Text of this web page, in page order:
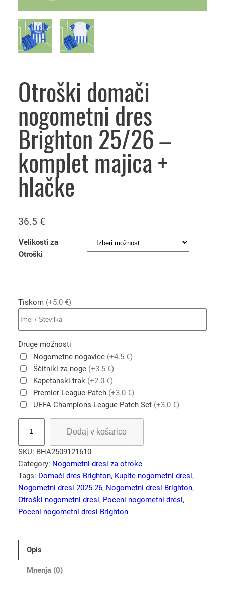
Otroški domači
nogometni dres
Brighton 25/26 –
komplet majica +
hlačke
36.5 €
Velikosti za
Otroški
Tiskom (+5.0 €)
Druge možnosti
Nogometne nogavice (+4.5 €)
Ščitniki za noge (+3.5 €)
Kapetanski trak (+2.0 €)
Premier League Patch (+3.0 €)
UEFA Champions League Patch Set (+3.0 €)
r
o
š
k
i
d
Dodaj v košarico
SKU: BHA2509121610
Category: Nogometni dresi za otroke
Tags: Domači dres Brighton, Kupite nogometni dresi
Nogometni dresi 2025-26, Nogometni dresi Brighton
Otroški nogometni dresi, Poceni nogometni dresi
Poceni nogometni dresi Brighton
Opis
Mnenja (0)